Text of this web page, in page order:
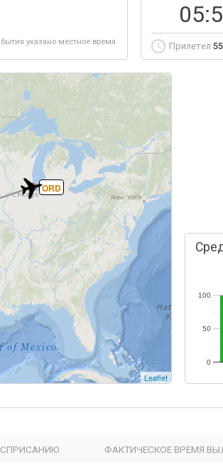
указано местное время Прилетел
ORD
Leaflet
0
50
100
ФАКТИЧЕСКОЕ ВРЕМЯ